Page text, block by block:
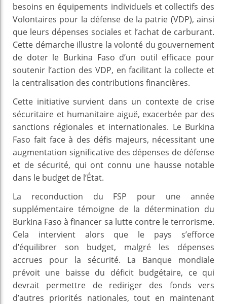
besoins en équipements individuels et collectifs des
Volontaires pour la défense de la patrie (VDP), ainsi
que leurs dépenses sociales et l’achat de carburant.
Cette démarche illustre la volonté du gouvernement
de doter le Burkina Faso d’un outil efficace pour
soutenir l’action des VDP, en facilitant la collecte et
la centralisation des contributions financières.
Cette initiative survient dans un contexte de crise
sécuritaire et humanitaire aiguë, exacerbée par des
sanctions régionales et internationales. Le Burkina
Faso fait face à des défis majeurs, nécessitant une
augmentation significative des dépenses de défense
et de sécurité, qui ont connu une hausse notable
dans le budget de l’État.
La reconduction du FSP pour une année
supplémentaire témoigne de la détermination du
Burkina Faso à financer sa lutte contre le terrorisme.
Cela intervient alors que le pays s’efforce
d’équilibrer son budget, malgré les dépenses
accrues pour la sécurité. La Banque mondiale
prévoit une baisse du déficit budgétaire, ce qui
devrait permettre de rediriger des fonds vers
d’autres priorités nationales, tout en maintenant